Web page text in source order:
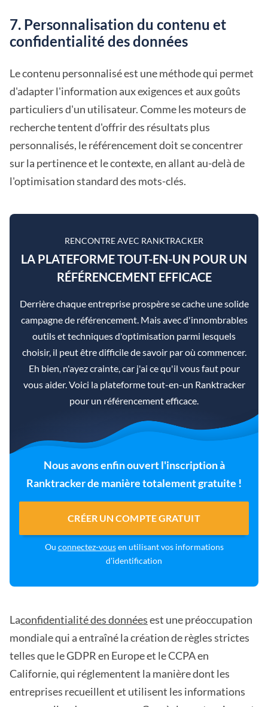
7. Personnalisation du contenu et
confidentialité des données
Le contenu personnalisé est une méthode qui permet
d'adapter l'information aux exigences et aux goûts
particuliers d'un utilisateur. Comme les moteurs de
recherche tentent d'offrir des résultats plus
personnalisés, le référencement doit se concentrer
sur la pertinence et le contexte, en allant au-delà de
l'optimisation standard des mots-clés.
RENCONTRE AVEC RANKTRACKER
LA PLATEFORME TOUT-EN-UN POUR UN
RÉFÉRENCEMENT EFFICACE
Derrière chaque entreprise prospère se cache une solide
campagne de référencement. Mais avec d'innombrables
outils et techniques d'optimisation parmi lesquels
choisir, il peut être difficile de savoir par où commencer.
Eh bien, n'ayez crainte, car j'ai ce qu'il vous faut pour
vous aider. Voici la plateforme tout-en-un Ranktracker
pour un référencement efficace.
Nous avons enfin ouvert l'inscription à
Ranktracker de manière totalement gratuite !
CRÉER UN COMPTE GRATUIT
Ou connectez-vousen utilisant vos informations
d'identification
Laconfidentialité des donnéesest une préoccupation
mondiale qui a entraîné la création de règles strictes
telles que le GDPR en Europe et le CCPA en
Californie, qui réglementent la manière dont les
entreprises recueillent et utilisent les informations